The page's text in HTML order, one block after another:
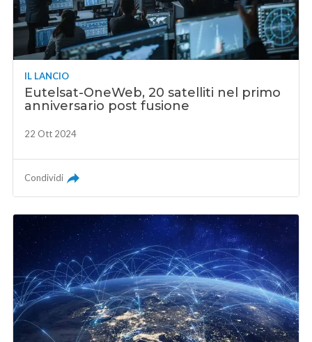
IL LANCIO
Eutelsat-OneWeb, 20 satelliti nel primo
anniversario post fusione
22 Ott 2024
Condividi